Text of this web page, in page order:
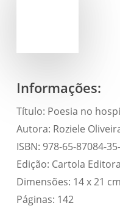
Informações:
Título: Poesia no
Autora: Roziele
ISBN: 978-65-87084-
Edição: Cartola
Dimensões: 14 x 21 cm
Páginas: 142